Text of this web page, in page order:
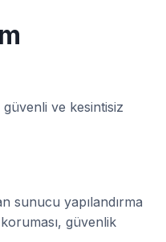
güvenli ve kesintisiz
sunucu yapılandırma
güvenlik